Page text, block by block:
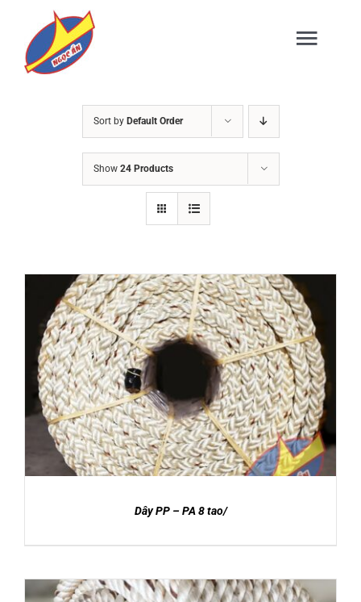
content
DỊCH VỤ
TIN TỨC
CATALOGUE
LIÊN HỆ
Sort by Default Order
Show 24 Products
Dây PP – PA 8 tao/